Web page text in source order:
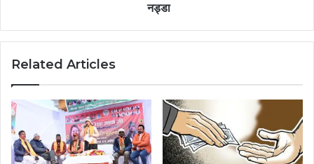
नड्डा
Related Articles